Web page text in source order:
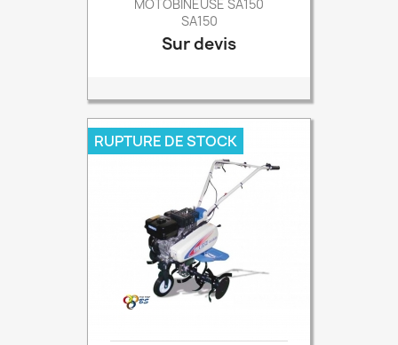
MOTOBINEUSE SA150
SA150
Prix
Sur devis
RUPTURE DE STOCK